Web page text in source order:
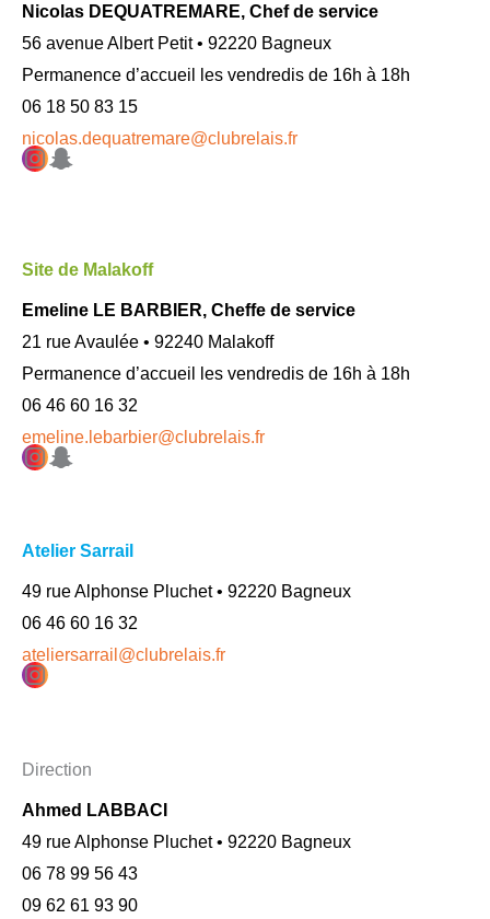
Nicolas DEQUATREMARE, Chef de service
56 avenue Albert Petit • 92220 Bagneux
Permanence d’accueil les vendredis de 16h à 18h
06 18 50 83 15
nicolas.dequatremare@clubrelais.fr
Instagram
Snapchat
Site de Malakoff
Emeline LE BARBIER, Cheffe de service
21 rue Avaulée • 92240 Malakoff
Permanence d’accueil les vendredis de 16h à 18h
06 46 60 16 32
emeline.lebarbier@clubrelais.fr
Instagram
Snapchat
Atelier Sarrail
49 rue Alphonse Pluchet • 92220 Bagneux
06 46 60 16 32
ateliersarrail@clubrelais.fr
Instagram
Direction
Ahmed LABBACI
49 rue Alphonse Pluchet • 92220 Bagneux
06 78 99 56 43
09 62 61 93 90